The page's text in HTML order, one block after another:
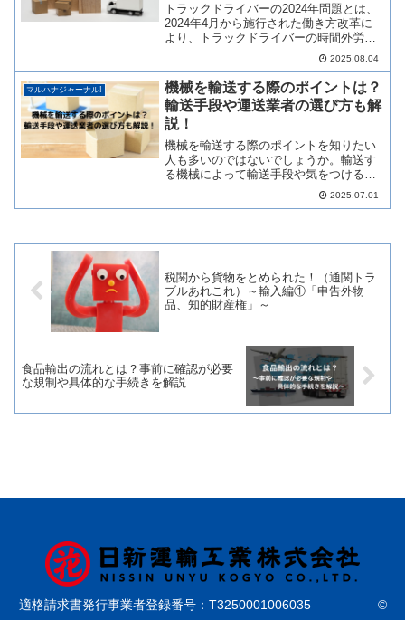
トラックドライバーの2024年問題とは、
2024年4月から施行された働き方改革に
より、トラックドライバーの時間外労働
が制限されることで発生する物流業界全
体の課題です。この記事では、トラック
ドライバーの2024年問題とその影響、解
決策について解説し
2025.08.04
マルハナジャーナル!
機械を輸送する際のポイントは？
輸送手段や運送業者の選び方も解
説！
機械を輸送する際のポイントを知りたい
人も多いのではないでしょうか。輸送す
る機械によって輸送手段や気をつけるポ
イントが大きく異なります。この記事で
は、機械輸送のポイントについて解説し
2025.07.01
税関から貨物をとめられた！（通関トラ
ブルあれこれ）～輸入編①「申告外物
品、知的財産権」～
食品輸出の流れとは？事前に確認が必要
な規制や具体的な手続きを解説
適格請求書発行事業者登録番号：T3250001006035 ©